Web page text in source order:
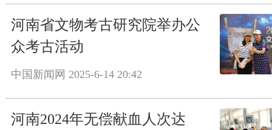
河南省文物考古研究院举办公
众考古活动
中国新闻网 2025-6-14 20:42
河南2024年无偿献血人次达